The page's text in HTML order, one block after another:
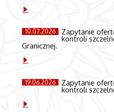
10.07.2026 Zapytanie
kontroli
Granicznej.
19.06.2026 Zapytanie
kontroli